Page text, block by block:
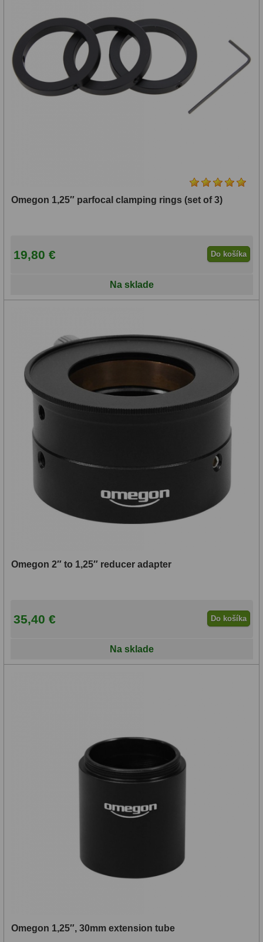
Omegon 1,25″ parfocal clamping rings (set of 3)
19,80 € Do košíka
Na sklade
Omegon 2″ to 1,25″ reducer adapter
35,40 € Do košíka
Na sklade
Omegon 1,25″, 30mm extension tube